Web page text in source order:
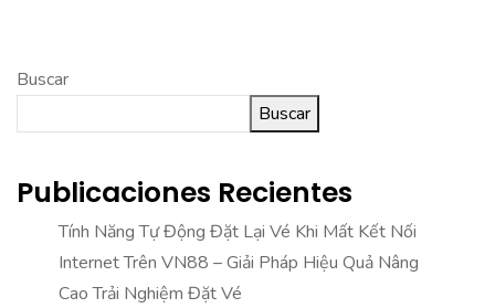
Buscar
Buscar
Publicaciones Recientes
Tính Năng Tự Động Đặt Lại Vé Khi Mất Kết Nối
Internet Trên VN88 – Giải Pháp Hiệu Quả Nâng
Cao Trải Nghiệm Đặt Vé